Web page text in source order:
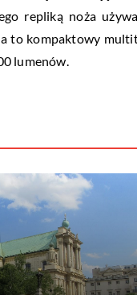
repliką noża
to kompaktowy
lumenów.